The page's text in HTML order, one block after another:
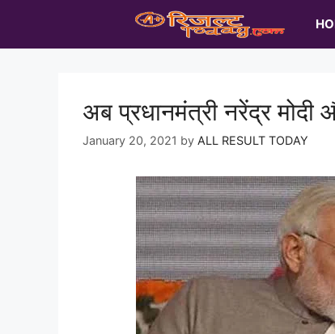
content
अब प्रधानमंत्री नरेंद्र
January 20, 2021 by ALL RESULT TODAY